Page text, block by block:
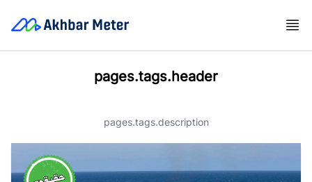
pages.tags.header
pages.tags.description